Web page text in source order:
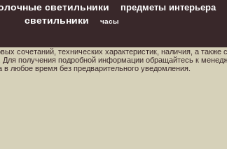
светильники предметы интерьера
светильники
часы
сочетаний, технических характеристик, наличия, а
получения подробной информации обращайтесь к
любое время без предварительного уведомления.